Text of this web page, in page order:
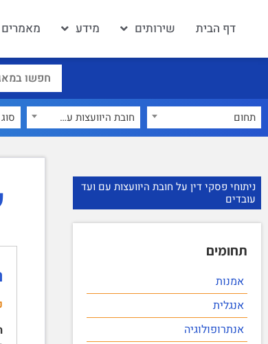
דף הבית שירותים מידע מאמרים
תחום חובת היוועצות עם ועד עובדים
ניתוחי פסקי דין על חובת היוועצות עם ועד
עובדים
תחומים
אמנות
אנגלית
אנתרופולוגיה